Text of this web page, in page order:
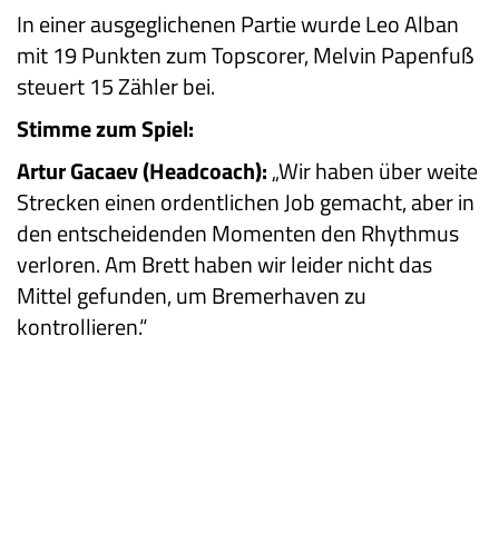
In einer ausgeglichenen Partie wurde Leo Alban
mit 19 Punkten zum Topscorer, Melvin Papenfuß
steuert 15 Zähler bei.
Stimme zum Spiel:
Artur Gacaev (Headcoach):„Wir haben über weite
Strecken einen ordentlichen Job gemacht, aber in
den entscheidenden Momenten den Rhythmus
verloren. Am Brett haben wir leider nicht das
Mittel gefunden, um Bremerhaven zu
kontrollieren.“